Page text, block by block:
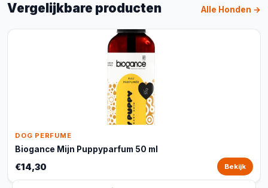
Vergelijkbare producten Alle Honden →
DOG PERFUME
Biogance Mijn Puppyparfum 50 ml
€14,30 Bekijk